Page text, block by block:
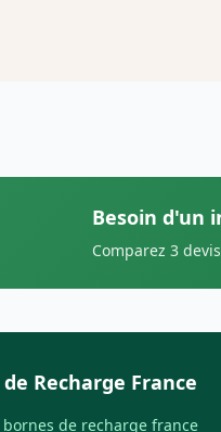
Besoin d'un
Comparez 3
Recharge France
de recharge france